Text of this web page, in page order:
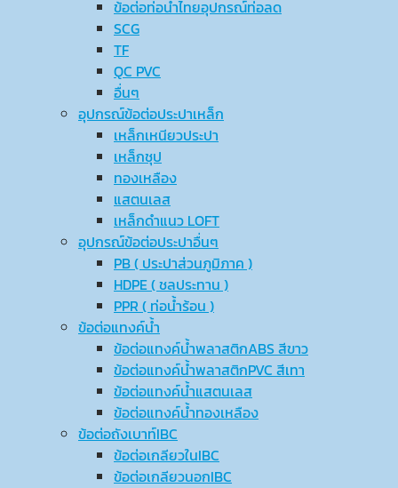
ข้อต่อท่อน้ำไทยอุปกรณ์ท่อลด
SCG
TF
QC PVC
อื่นๆ
อุปกรณ์ข้อต่อประปาเหล็ก
เหล็กเหนียวประปา
เหล็กชุป
ทองเหลือง
แสตนเลส
เหล็กดำแนว LOFT
อุปกรณ์ข้อต่อประปาอื่นๆ
PB ( ประปาส่วนภูมิภาค )
HDPE ( ชลประทาน )
PPR ( ท่อน้ำร้อน )
ข้อต่อแทงค์น้ำ
ข้อต่อแทงค์น้ำพลาสติกABS สีขาว
ข้อต่อแทงค์น้ำพลาสติกPVC สีเทา
ข้อต่อแทงค์น้ำแสตนเลส
ข้อต่อแทงค์น้ำทองเหลือง
ข้อต่อถังเบาท์IBC
ข้อต่อเกลียวในIBC
ข้อต่อเกลียวนอกIBC